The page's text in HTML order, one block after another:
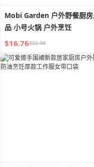
Mobi Garden 户外野餐厨房
品 小号火锅 户外烹饪
$16.76$22.34